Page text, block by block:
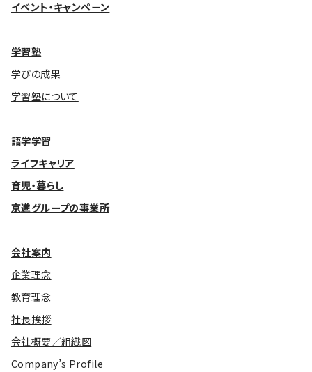
イベント・キャンペーン
学習塾
学びの成果
学習塾について
語学学習
ライフキャリア
育児・暮らし
京進グループの事業所
会社案内
企業理念
教育理念
社長挨拶
会社概要／組織図
Company’s Profile